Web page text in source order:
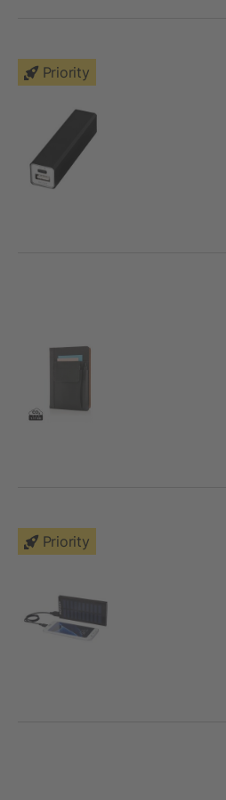
Priority
Priority